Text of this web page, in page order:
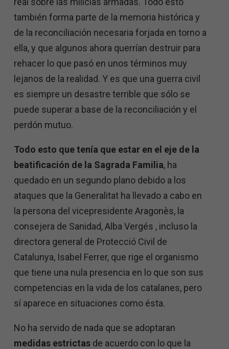
también forma parte de la memoria histórica y
de la reconciliación necesaria forjada en torno a
ella, y que algunos ahora querrían destruir para
rehacer lo que pasó en unos términos muy
lejanos de la realidad. Y es que una guerra civil
es siempre un desastre terrible que sólo se
puede superar a base de la reconciliación y el
perdón mutuo.
Todo esto que tenía que estar en el eje de la
beatificación de la Sagrada Familia, ha
quedado en un segundo plano debido a los
ataques que la Generalitat ha llevado a cabo en
la persona del vicepresidente Aragonès, la
consejera de Sanidad, Alba Vergés , incluso la
directora general de Protecció Civil de
Catalunya, Isabel Ferrer, que rige el organismo
que tiene una nula presencia en lo que son sus
competencias en la vida de los catalanes, pero
sí aparece en situaciones como ésta.
No ha servido de nada que se adoptaran
medidas estrictas de acuerdo con lo que la